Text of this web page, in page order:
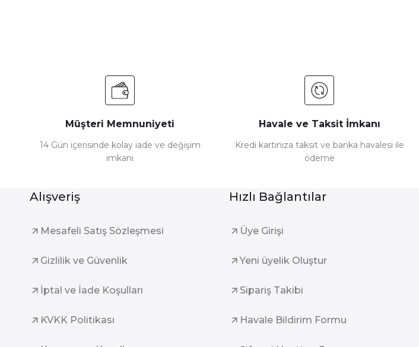
Müşteri Memnuniyeti
14 Gün içerisinde kolay iade ve değişim
imkanı
Havale ve Taksit İmkanı
Kredi kartınıza taksit ve banka havalesi ile
ödeme
Alışveriş
Mesafeli Satış Sözleşmesi
Gizlilik ve Güvenlik
İptal ve İade Koşulları
KVKK Politikası
Hızlı Bağlantılar
Üye Girişi
Yeni üyelik Oluştur
Sipariş Takibi
Havale Bildirim Formu